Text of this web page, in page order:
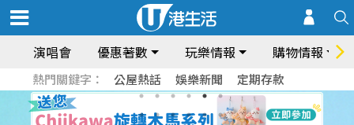
演唱會 優惠著數 玩樂情報 購物情報
熱門關鍵字： 公屋熱話 娛樂新聞 定期存款